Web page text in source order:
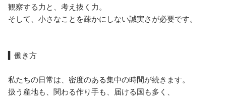
観察する力と、考え抜く力。
そして、小さなことを疎かにしない誠実さが必要です。
▍働き方
私たちの日常は、密度のある集中の時間が続きます。
扱う産地も、関わる作り手も、届ける国も多く、